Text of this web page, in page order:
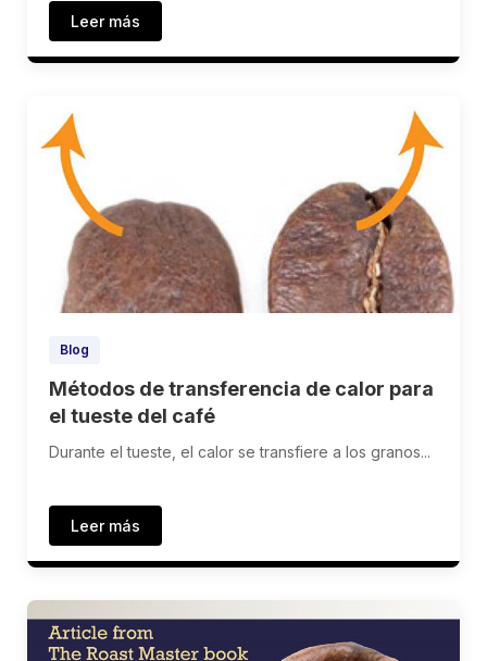
Leer más
Blog
Métodos de transferencia de calor para
el tueste del café
Durante el tueste, el calor se transfiere a los granos...
Leer más